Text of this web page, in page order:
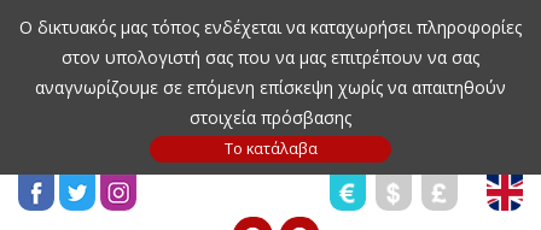
Ο δικτυακός μας τόπος ενδέχεται να καταχωρήσει πληροφορίες
στον υπολογιστή σας που να μας επιτρέπουν να σας
αναγνωρίζουμε σε επόμενη επίσκεψη χωρίς να απαιτηθούν
στοιχεία πρόσβασης